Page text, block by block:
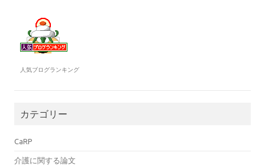
人気ブログランキング
カテゴリー
CaRP
介護に関する論文